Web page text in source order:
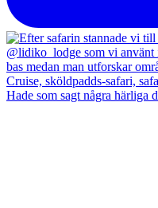
Hade som sagt några härliga